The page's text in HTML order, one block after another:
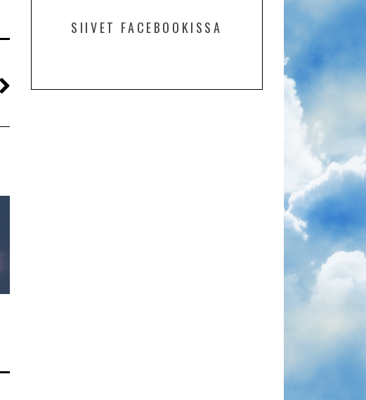
SIIVET FACEBOOKISSA